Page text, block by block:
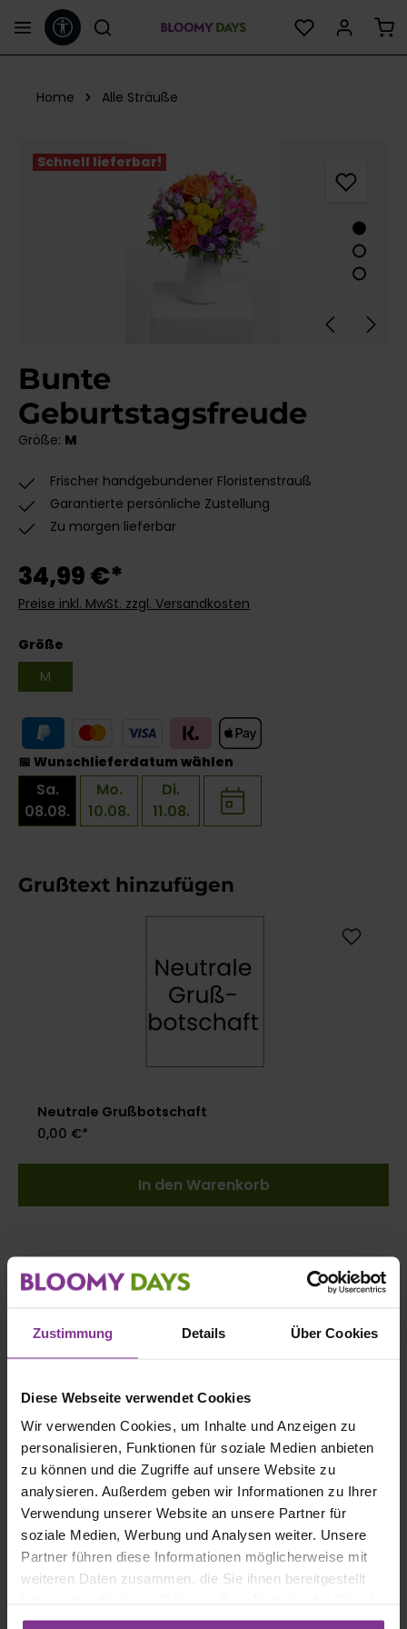
Zustimmung Details Über Cookies
Diese Webseite verwendet Cookies
Wir verwenden Cookies, um Inhalte und Anzeigen zu
personalisieren, Funktionen für soziale Medien anbieten
zu können und die Zugriffe auf unsere Website zu
analysieren. Außerdem geben wir Informationen zu Ihrer
Verwendung unserer Website an unsere Partner für
soziale Medien, Werbung und Analysen weiter. Unsere
Partner führen diese Informationen möglicherweise mit
weiteren Daten zusammen, die Sie ihnen bereitgestellt
gesammelt haben. Mit Klick auf „[Zustimmen / Alles
springenWerkzeugleiste anzeigen
Home Alle Sträuße
Schnell lieferbar!
Bunte
Geburtstagsfreude
Größe: M
Frischer handgebundener Floristenstrauß
Garantierte persönliche Zustellung
Zu morgen lieferbar
34,99 €*
Preise inkl. MwSt. zzgl. Versandkosten
Größe
M
📅 Wunschlieferdatum wählen
Sa.
08.08.
Mo.
10.08.
Di.
11.08.
Produktgalerie überspringen
Grußtext hinzufügen
Neutrale Grußbotschaft
0,00 €*
In den Warenkorb
Floristenstrauß zum Geburtstag – heute bestellt,
heute geliefert.
Manchmal sagt ein Blumengruß mehr als tausend Worte:
„Bunte Geburtstagsfreude“ ist eine liebevolle
Überraschung voller Wärme, Freude und Wertschätzung –
verschönern. 💕
Das Beste:
Perfekt für spontane Geburtstagsgrüße, eine liebevolle
Überraschung oder eine besondere Aufmerksamkeit für
Herzensmenschen.
Deine Vorteile auf einen Blick:
Frisch gebundener Floristenstrauß in hochwertiger